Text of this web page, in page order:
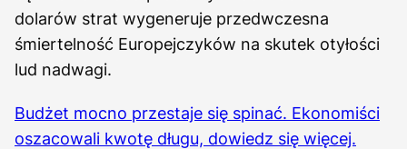
dolarów strat wygeneruje przedwczesna
śmiertelność Europejczyków na skutek otyłości
lud nadwagi.
Budżet mocno przestaje się spinać. Ekonomiści
oszacowali kwotę długu, dowiedz się więcej.